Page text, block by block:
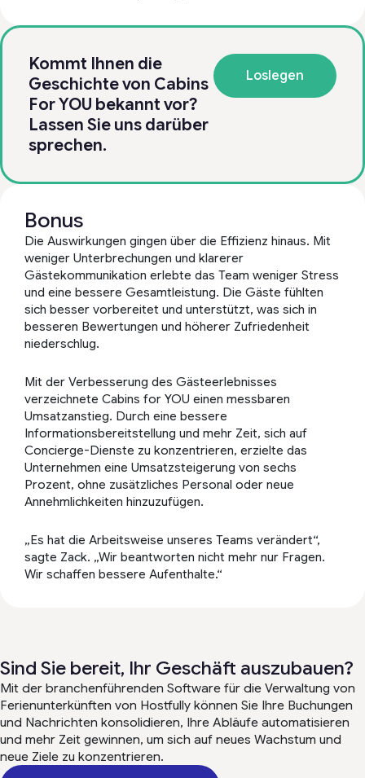
Kommt Ihnen die
Geschichte von Cabins
For YOU bekannt vor?
Lassen Sie uns darüber
sprechen.
Loslegen
Bonus
Die Auswirkungen gingen über die Effizienz hinaus. Mit
weniger Unterbrechungen und klarerer
Gästekommunikation erlebte das Team weniger Stress
und eine bessere Gesamtleistung. Die Gäste fühlten
sich besser vorbereitet und unterstützt, was sich in
besseren Bewertungen und höherer Zufriedenheit
niederschlug.
Mit der Verbesserung des Gästeerlebnisses
verzeichnete Cabins for YOU einen messbaren
Umsatzanstieg. Durch eine bessere
Informationsbereitstellung und mehr Zeit, sich auf
Concierge-Dienste zu konzentrieren, erzielte das
Unternehmen eine Umsatzsteigerung von sechs
Prozent, ohne zusätzliches Personal oder neue
Annehmlichkeiten hinzuzufügen.
„Es hat die Arbeitsweise unseres Teams verändert“,
sagte Zack. „Wir beantworten nicht mehr nur Fragen.
Wir schaffen bessere Aufenthalte.“
Sind Sie bereit, Ihr Geschäft auszubauen?
Mit der branchenführenden Software für die Verwaltung von
Ferienunterkünften von Hostfully können Sie Ihre Buchungen
und Nachrichten konsolidieren, Ihre Abläufe automatisieren
und mehr Zeit gewinnen, um sich auf neues Wachstum und
neue Ziele zu konzentrieren.